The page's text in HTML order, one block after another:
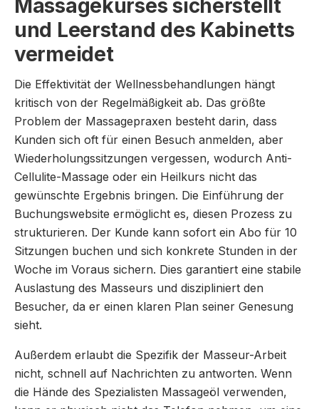
Massagekurses sicherstellt
und Leerstand des Kabinetts
vermeidet
Die Effektivität der Wellnessbehandlungen hängt
kritisch von der Regelmäßigkeit ab. Das größte
Problem der Massagepraxen besteht darin, dass
Kunden sich oft für einen Besuch anmelden, aber
Wiederholungssitzungen vergessen, wodurch Anti-
Cellulite-Massage oder ein Heilkurs nicht das
gewünschte Ergebnis bringen. Die Einführung der
Buchungswebsite ermöglicht es, diesen Prozess zu
strukturieren. Der Kunde kann sofort ein Abo für 10
Sitzungen buchen und sich konkrete Stunden in der
Woche im Voraus sichern. Dies garantiert eine stabile
Auslastung des Masseurs und diszipliniert den
Besucher, da er einen klaren Plan seiner Genesung
sieht.
Außerdem erlaubt die Spezifik der Masseur-Arbeit
nicht, schnell auf Nachrichten zu antworten. Wenn
die Hände des Spezialisten Massageöl verwenden,